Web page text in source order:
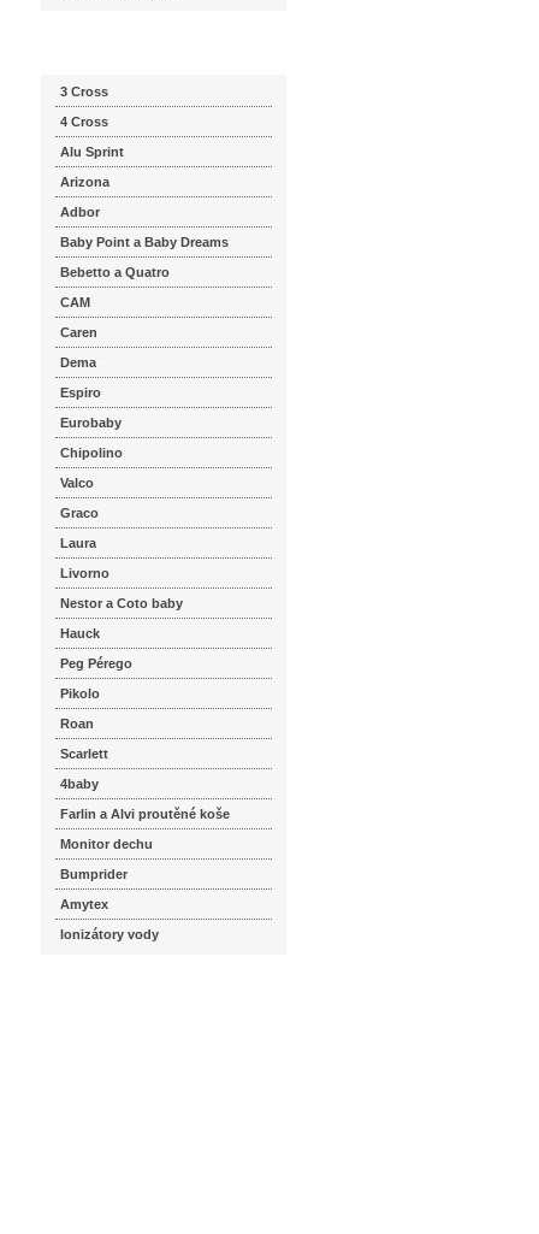
3 Cross
4 Cross
Alu Sprint
Arizona
Adbor
Baby Point a Baby Dreams
Bebetto a Quatro
CAM
Caren
Dema
Espiro
Eurobaby
Chipolino
Valco
Graco
Laura
Livorno
Nestor a Coto baby
Hauck
Peg Pérego
Pikolo
Roan
Scarlett
4baby
Farlin a Alvi proutěné koše
Monitor dechu
Bumprider
Amytex
Ionizátory vody